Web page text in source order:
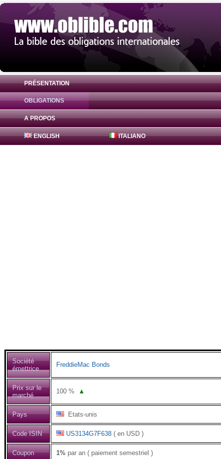
PRÉSENTATION
OBLIGATIONS
A PROPOS
ENGLISH ITALIANO
Obligation FreddieMac Bonds 1% (
Société
émettrice
FreddieMac Bonds
Prix sur le
marché
100 % ▲
Pays Etats-unis
Code ISIN US3134G7F638 ( en USD )
Coupon 1% par an ( paiement semestriel )